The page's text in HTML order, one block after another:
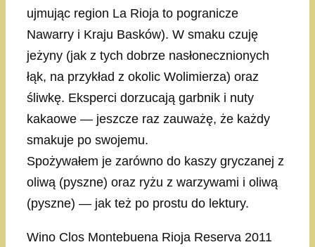
ujmując region La Rioja to pogranicze
Nawarry i Kraju Basków). W smaku czuję
jeżyny (jak z tych dobrze nasłonecznionych
łąk, na przykład z okolic Wolimierza) oraz
śliwkę. Eksperci dorzucają garbnik i nuty
kakaowe — jeszcze raz zauważę, że każdy
smakuje po swojemu.
Spożywałem je zarówno do kaszy gryczanej z
oliwą (pyszne) oraz ryżu z warzywami i oliwą
(pyszne) — jak też po prostu do lektury.
Wino Clos Montebuena Rioja Reserva 2011